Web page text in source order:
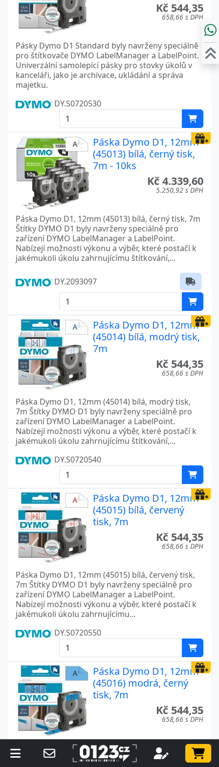
Kč 544,35
658,66 s DPH
Pásky Dymo D1 Standard byly navrženy speciálně
pro štítkovače DYMO LabelManager a LabelPoint.
Univerzální samolepící pásky pro stovky úkolů v
kanceláři, jako je archivace, ukládání a správa
majetku.
DY.S0720530
Páska Dymo D1, 12mm
(45013) bílá, černý tisk,
7m - 10ks
Kč 4.339,60
5.250,92 s DPH
Páska Dymo D1, 12mm (45013) bílá, černý tisk, 7m
Štítky DYMO D1 byly navrženy speciálně pro
zařízení DYMO LabelManager a LabelPoint.
Nabízejí možnosti výkonu a výběr, které postačí k
jakémukoli úkolu zahrnujícímu štítkování,...
DY.2093097
Páska Dymo D1, 12mm
(45014) bílá, modrý tisk,
7m
Kč 544,35
658,66 s DPH
Páska Dymo D1, 12mm (45014) bílá, modrý tisk,
7m Štítky DYMO D1 byly navrženy speciálně pro
zařízení DYMO LabelManager a LabelPoint.
Nabízejí možnosti výkonu a výběr, které postačí k
jakémukoli úkolu zahrnujícímu štítkování,...
DY.S0720540
Páska Dymo D1, 12mm
(45015) bílá, červený
tisk, 7m
Kč 544,35
658,66 s DPH
Páska Dymo D1, 12mm (45015) bílá, červený tisk,
7m Štítky DYMO D1 byly navrženy speciálně pro
zařízení DYMO LabelManager a LabelPoint.
Nabízejí možnosti výkonu a výběr, které postačí k
jakémukoli úkolu zahrnujícímu...
DY.S0720550
Páska Dymo D1, 12mm
(45016) modrá, černý
tisk, 7m
Kč 544,35
658,66 s DPH
Páska Dymo D1, 12mm (45016) modrá, černý tisk,
7m Štítky DYMO D1 byly navrženy speciálně pro